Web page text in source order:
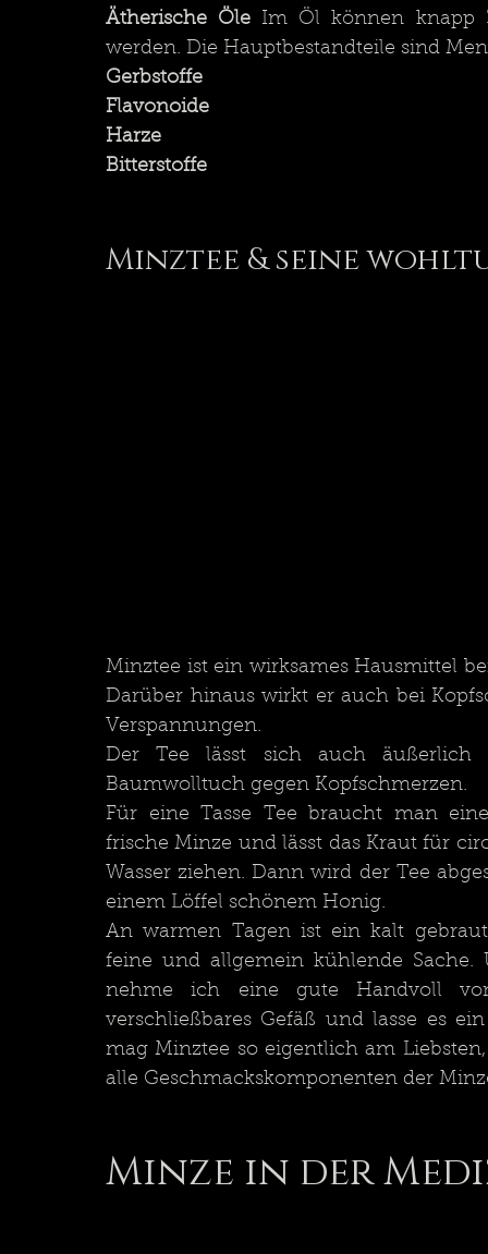
Ätherische Öle Im Öl können knapp
werden. Die Hauptbestandteile sind
Gerbstoffe
Flavonoide
Harze
Bitterstoffe
Minztee & seine
Minztee ist ein wirksames Hausmittel
Darüber hinaus wirkt er auch bei
Verspannungen.
Der Tee lässt sich auch äußerlich
Baumwolltuch gegen Kopfschmerzen.
Für eine Tasse Tee braucht man
frische Minze und lässt das Kraut für
Wasser ziehen. Dann wird der Tee
einem Löffel schönem Honig.
An warmen Tagen ist ein kalt
feine und allgemein kühlende Sache.
nehme ich eine gute Handvoll
verschließbares Gefäß und lasse es
mag Minztee so eigentlich am
alle Geschmackskomponenten der
Minze in der